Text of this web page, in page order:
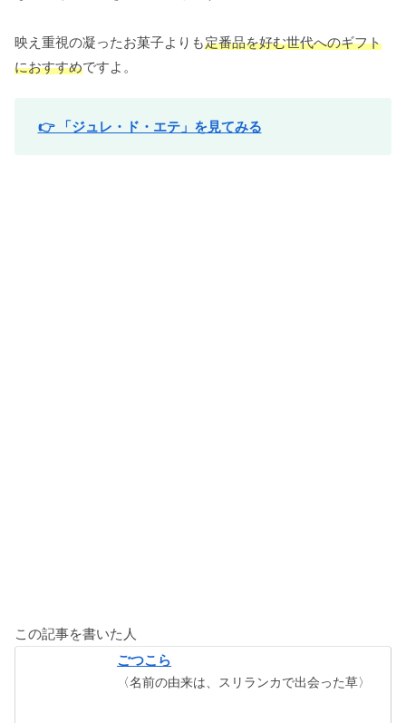
映え重視の凝ったお菓子よりも定番品を好む世代へのギフト
におすすめですよ。
👉 「ジュレ・ド・エテ」を見てみる
この記事を書いた人
ごつこら
〈名前の由来は、スリランカで出会った草〉